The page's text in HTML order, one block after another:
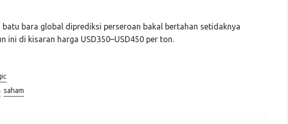
batu bara global diprediksi perseroan bakal bertahan setidaknya
ini di kisaran harga USD350–USD450 per ton.
saham